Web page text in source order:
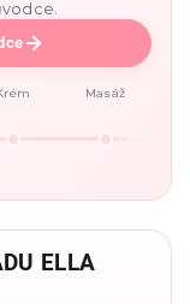
Masáž
ELLA